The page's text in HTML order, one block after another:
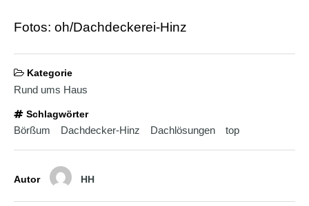
Fotos: oh/Dachdeckerei-Hinz
Kategorie
Rund ums Haus
Schlagwörter
Börßum Dachdecker-Hinz Dachlösungen top
Autor HH